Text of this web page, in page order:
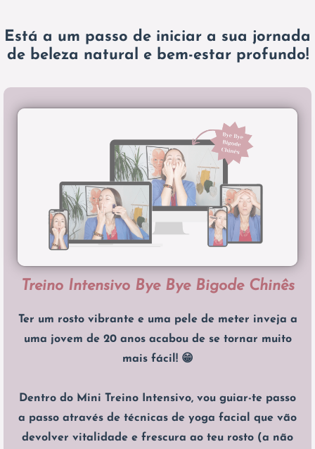
Está a um passo de iniciar a sua jornada
de beleza natural e bem-estar profundo!
Treino Intensivo Bye Bye Bigode Chinês
Ter um rosto vibrante e uma pele de meter inveja a
uma jovem de 20 anos acabou de se tornar muito
mais fácil! 😁
Dentro do Mini Treino Intensivo, vou guiar-te passo
a passo através de técnicas de yoga facial que vão
devolver vitalidade e frescura ao teu rosto (a não